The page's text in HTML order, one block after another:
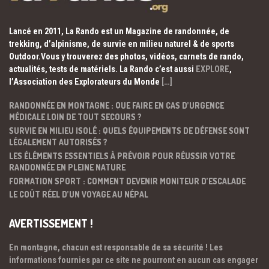
Lancé en 2011, La Rando est un Magazine de randonnée, de
trekking, d’alpinisme, de survie en milieu naturel & de sports
Outdoor.Vous y trouverez des photos, vidéos, carnets de rando,
actualités, tests de matériels. La Rando c’est aussi EXPLORE,
l’Association des Explorateurs du Monde […]
RANDONNÉE EN MONTAGNE : QUE FAIRE EN CAS D’URGENCE
MÉDICALE LOIN DE TOUT SECOURS ?
SURVIE EN MILIEU ISOLÉ : QUELS ÉQUIPEMENTS DE DÉFENSE SONT
LÉGALEMENT AUTORISÉS ?
LES ÉLÉMENTS ESSENTIELS À PRÉVOIR POUR RÉUSSIR VOTRE
RANDONNÉE EN PLEINE NATURE
FORMATION SPORT : COMMENT DEVENIR MONITEUR D’ESCALADE
LE COÛT RÉEL D’UN VOYAGE AU NÉPAL
AVERTISSEMENT !
En montagne, chacun est responsable de sa sécurité ! Les
informations fournies par ce site ne pourront en aucun cas engager